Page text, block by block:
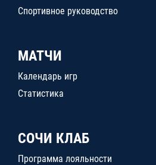
Спортивное руководство
МАТЧИ
Календарь игр
Статистика
СОЧИ КЛАБ
Программа лояльности